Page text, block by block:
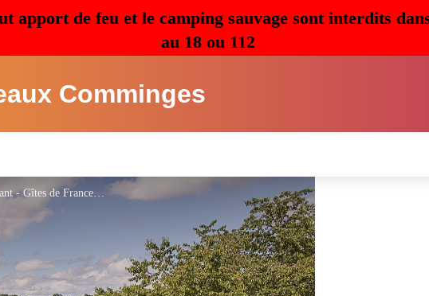
apport de feu et le camping sauvage sont interdits
au 18 ou 112
Comminges
Domaine Ostau Montplaisant - Gîtes de France 31